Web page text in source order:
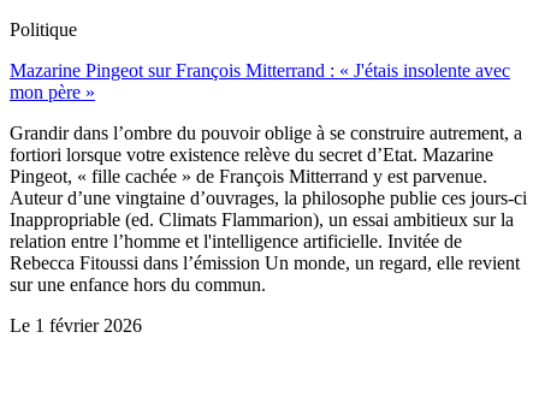
Politique
Mazarine Pingeot sur François Mitterrand : « J'étais insolente avec
mon père »
Grandir dans l’ombre du pouvoir oblige à se construire autrement, a
fortiori lorsque votre existence relève du secret d’Etat. Mazarine
Pingeot, « fille cachée » de François Mitterrand y est parvenue.
Auteur d’une vingtaine d’ouvrages, la philosophe publie ces jours-ci
Inappropriable (ed. Climats Flammarion), un essai ambitieux sur la
relation entre l’homme et l'intelligence artificielle. Invitée de
Rebecca Fitoussi dans l’émission Un monde, un regard, elle revient
sur une enfance hors du commun.
Le 1 février 2026